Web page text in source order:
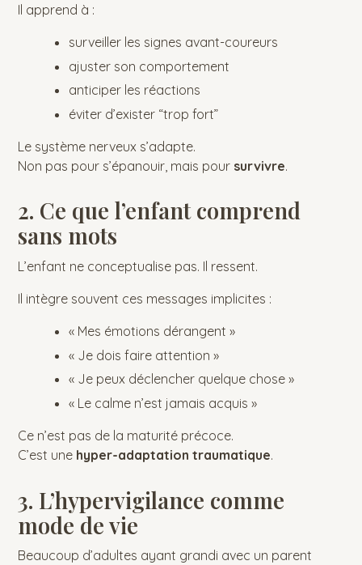
Il apprend à :
surveiller les signes avant-coureurs
ajuster son comportement
anticiper les réactions
éviter d’exister “trop fort”
Le système nerveux s’adapte.
Non pas pour s’épanouir, mais pour survivre.
2. Ce que l’enfant comprend
sans mots
L’enfant ne conceptualise pas. Il ressent.
Il intègre souvent ces messages implicites :
« Mes émotions dérangent »
« Je dois faire attention »
« Je peux déclencher quelque chose »
« Le calme n’est jamais acquis »
Ce n’est pas de la maturité précoce.
C’est une hyper-adaptation traumatique.
3. L’hypervigilance comme
mode de vie
Beaucoup d’adultes ayant grandi avec un parent